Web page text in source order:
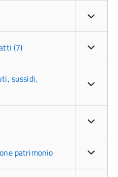
(7)
sussidi,
patrimonio